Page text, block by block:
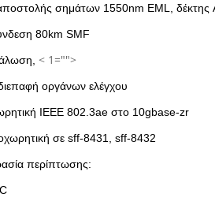
σημάτων 1550nm EML, δέκτης
80km SMF
< 1="">
οργάνων ελέγχου
IEEE 802.3ae στο 10gbase-zr
σε sff-8431, sff-8432
περίπτωσης: